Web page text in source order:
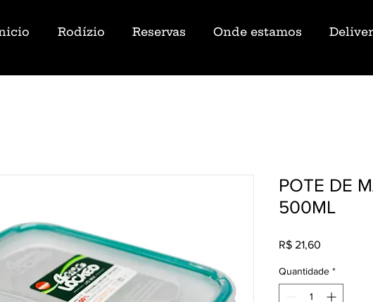
Rodízio Reservas Onde estamos
POTE DE
500ML
R$ 21,60
Quantidade *